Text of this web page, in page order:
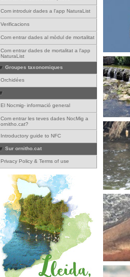
Com introduir dades a l'app NaturaList
Verificacions
Com entrar dades al mòdul de mortalitat
Com entrar dades de mortalitat a l'app
NaturaList
Groupes taxonomiques
Orchidées
El Nocmig- informació general
Com entrar les teves dades NocMig a
ornitho.cat?
Introductory guide to NFC
Sur ornitho.cat
Privacy Policy & Terms of use